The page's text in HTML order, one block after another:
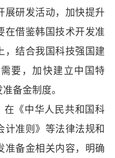
展研发活动，加快提升
在借鉴韩国技术开发准
，结合我国科技强国建
要，加快建立中国特
备金制度。
《中华人民共和国科
计准则》等法律法规和
准备金相关内容，明确